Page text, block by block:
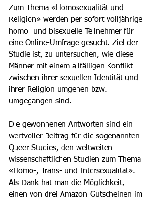
Zum Thema «Homosexualität und
Religion» werden per sofort volljährige
homo- und bisexuelle Teilnehmer für
eine Online-Umfrage gesucht. Ziel der
Studie ist, zu untersuchen, wie diese
Männer mit einem allfälligen Konflikt
zwischen ihrer sexuellen Identität und
ihrer Religion umgehen bzw.
umgegangen sind.
Die gewonnenen Antworten sind ein
wertvoller Beitrag für die sogenannten
Queer Studies, den weltweiten
wissenschaftlichen Studien zum Thema
«Homo-, Trans- und Intersexualität».
Als Dank hat man die Möglichkeit,
einen von drei Amazon-Gutscheinen im